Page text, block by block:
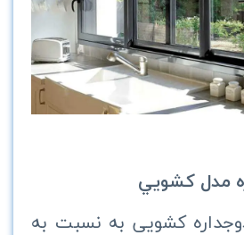
مدل كشويي
کشویی به نسبت به